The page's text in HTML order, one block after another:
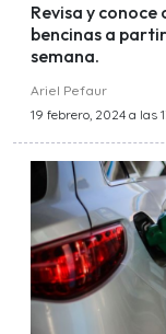
Revisa y
bencinas a
semana.
Ariel Pefaur
19 febrero, 2024 a las